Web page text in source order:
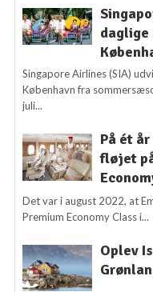
daglige
Singapore Airlines (SIA)
København fra
juli...
På ét
fløjet
Det var i august 2022, at
Premium Economy Class i...
Oplev